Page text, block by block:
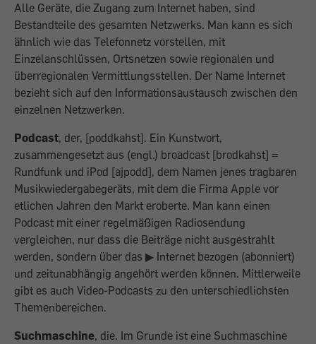
Alle Geräte, die Zugang zum Internet haben, sind
Bestandteile des gesamten Netzwerks. Man kann es sich
ähnlich wie das Telefonnetz vorstellen, mit
Einzelanschlüssen, Ortsnetzen sowie regionalen und
überregionalen Vermittlungsstellen. Der Name Internet
bezieht sich auf den Informationsaustausch zwischen den
einzelnen Netzwerken.
Podcast, der, [poddkahst]. Ein Kunstwort,
zusammengesetzt aus (engl.) broadcast [brodkahst] =
Rundfunk und iPod [ajpodd], dem Namen jenes tragbaren
Musikwiedergabegeräts, mit dem die Firma Apple vor
etlichen Jahren den Markt eroberte. Man kann einen
Podcast mit einer regelmäßigen Radiosendung
vergleichen, nur dass die Beiträge nicht ausgestrahlt
werden, sondern über das ▶ Internet bezogen (abonniert)
und zeitunabhängig angehört werden können. Mittlerweile
gibt es auch Video-Podcasts zu den unterschiedlichsten
Themenbereichen.
Suchmaschine, die. Im Grunde ist eine Suchmaschine